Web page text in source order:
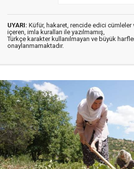
UYARI: Küfür, hakaret, rencide edici cümleler
içeren, imla kuralları ile yazılmamış,
Türkçe karakter kullanılmayan ve büyük
onaylanmamaktadır.